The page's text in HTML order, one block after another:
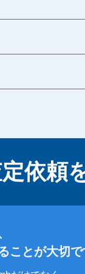
依頼
ことが大切で